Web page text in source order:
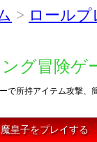
> ロール
グ冒険ゲ
で所持アイテム攻撃、
皇子をプレイする